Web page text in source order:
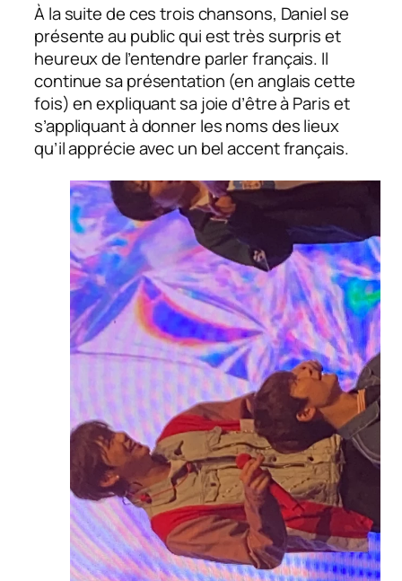
À la suite de ces trois chansons, Daniel se
présente au public qui est très surpris et
heureux de l’entendre parler français. Il
continue sa présentation (en anglais cette
fois) en expliquant sa joie d’être à Paris et
s’appliquant à donner les noms des lieux
qu’il apprécie avec un bel accent français.